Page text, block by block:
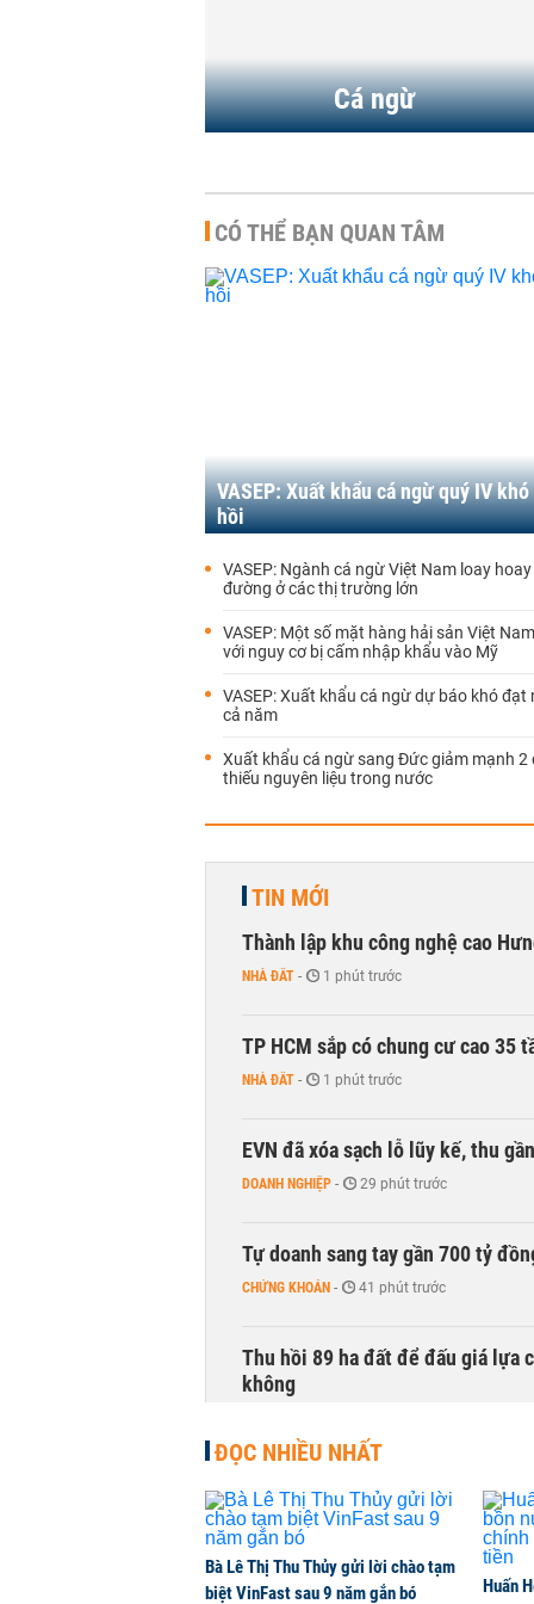
Cá ngừ
CÓ THỂ BẠN QUAN TÂM
VASEP: Xuất khẩu cá ngừ quý IV
hồi
VASEP: Ngành cá ngừ Việt Nam loay
đường ở các thị trường lớn
VASEP: Một số mặt hàng hải sản Việt
với nguy cơ bị cấm nhập khẩu vào Mỹ
VASEP: Xuất khẩu cá ngừ dự báo khó đạt
cả năm
Xuất khẩu cá ngừ sang Đức giảm mạnh 2
thiếu nguyên liệu trong nước
TIN MỚI
Thành lập khu công nghệ cao
NHÀ ĐẤT - 1 phút trước
TP HCM sắp có chung cư cao 35
NHÀ ĐẤT - 1 phút trước
EVN đã xóa sạch lỗ lũy kế, thu
DOANH NGHIỆP - 29 phút trước
Tự doanh sang tay gần 700 tỷ
CHỨNG KHOÁN - 41 phút trước
Thu hồi 89 ha đất để đấu giá lựa
không
Dòng tiền ngoại bất ngờ trở lại
CHỨNG KHOÁN 1 giờ trước
Kiến nghị đưa người bán hàng
ĐỌC NHIỀU NHẤT
Bà Lê Thị Thu Thủy gửi lời chào tạm
biệt VinFast sau 9 năm gắn bó
Huấn